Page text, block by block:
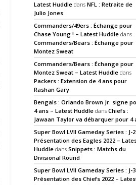
Latest Huddle dansNFL : Retraite de
Julio Jones
Commanders/49ers : Échange pour
Chase Young ! – Latest Huddle dans
Commanders/Bears : Échange pour
Montez Sweat
Commanders/Bears : Échange pour
Montez Sweat – Latest Huddle dans
Packers : Extension de 4 ans pour
Rashan Gary
Bengals : Orlando Brown Jr. signe
4 ans – Latest Huddle dansChiefs :
Jawaan Taylor va débarquer pour 4
Super Bowl LVII Gameday Series : J-
Présentation des Eagles 2022 –
Huddle dansSnippets : Matchs du
Divisional Round
Super Bowl LVII Gameday Series : J-
Présentation des Chiefs 2022 –